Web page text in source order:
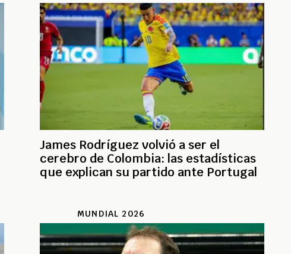
James Rodríguez volvió a ser el
cerebro de Colombia: las estadísticas
que explican su partido ante Portugal
MUNDIAL 2026